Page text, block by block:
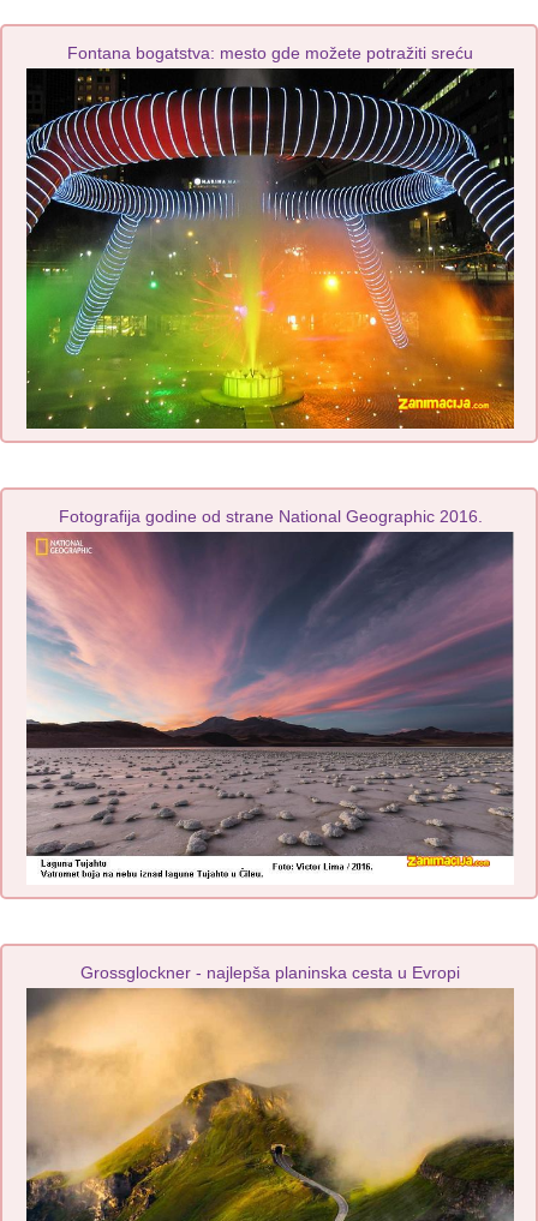
Fontana bogatstva: mesto gde možete potražiti sreću
Fotografija godine od strane National Geographic 2016.
Grossglockner - najlepša planinska cesta u Evropi